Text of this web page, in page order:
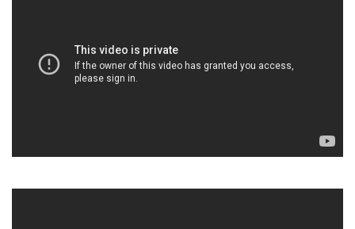
número um pouco
maior de mulheres